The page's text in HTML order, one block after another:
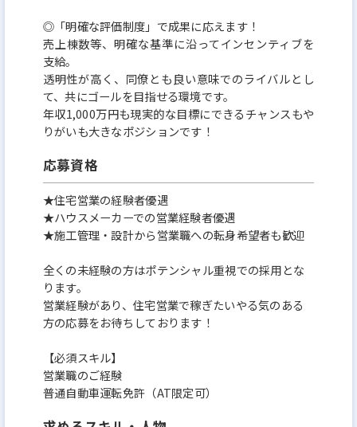
◎「明確な評価制度」で成果に応えます！
売上棟数等、明確な基準に沿ってインセンティブを
支給。
透明性が高く、同僚とも良い意味でのライバルとし
て、共にゴールを目指せる環境です。
年収1,000万円も現実的な目標にできるチャンスもや
りがいも大きなポジションです！
応募資格
★住宅営業の経験者優遇
★ハウスメーカーでの営業経験者優遇
★施工管理・設計から営業職への転身希望者も歓迎
全くの未経験の方はポテンシャル重視での採用とな
ります。
営業経験があり、住宅営業で稼ぎたいやる気のある
方の応募をお待ちしております！
【必須スキル】
営業職のご経験
普通自動車運転免許（AT限定可）